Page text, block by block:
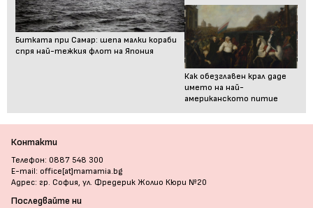
Битката при Самар: шепа малки кораби
спря най-тежкия флот на Япония
Как обезглавен крал даде
името на най-
американското питие
Контакти
Телефон: 0887 548 300
E-mail: office[at]mamamia.bg
Адрес: гр. София, ул. Фредерик Жолио Кюри №20
Последвайте ни